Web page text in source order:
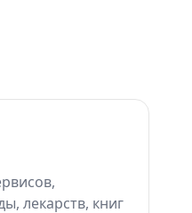
лекарств, книг